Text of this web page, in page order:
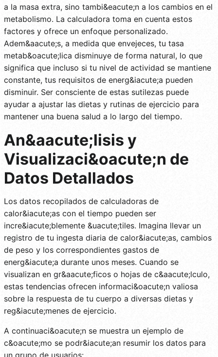
a la masa extra, sino tambi&eacute;n a los cambios en el
metabolismo. La calculadora toma en cuenta estos
factores y ofrece un enfoque personalizado.
Adem&aacute;s, a medida que envejeces, tu tasa
metab&oacute;lica disminuye de forma natural, lo que
significa que incluso si tu nivel de actividad se mantiene
constante, tus requisitos de energ&iacute;a pueden
disminuir. Ser consciente de estas sutilezas puede
ayudar a ajustar las dietas y rutinas de ejercicio para
mantener una buena salud a lo largo del tiempo.
An&aacute;lisis y
Visualizaci&oacute;n de
Datos Detallados
Los datos recopilados de calculadoras de
calor&iacute;as con el tiempo pueden ser
incre&iacute;blemente &uacute;tiles. Imagina llevar un
registro de tu ingesta diaria de calor&iacute;as, cambios
de peso y los correspondientes gastos de
energ&iacute;a durante unos meses. Cuando se
visualizan en gr&aacute;ficos o hojas de c&aacute;lculo,
estas tendencias ofrecen informaci&oacute;n valiosa
sobre la respuesta de tu cuerpo a diversas dietas y
reg&iacute;menes de ejercicio.
A continuaci&oacute;n se muestra un ejemplo de
c&oacute;mo se podr&iacute;an resumir los datos para
un grupo de usuarios: